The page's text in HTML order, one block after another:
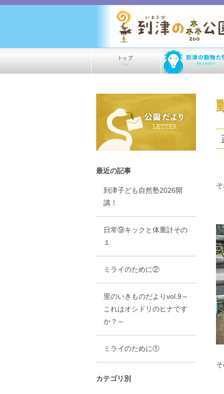
最近の記事
到津子ども自然塾2026開
講！
日常⑨キックと体重計その
１
ミライのために②
里のいきものだよりvol.9～
これはオシドリのヒナです
か？～
ミライのために①
カテゴリ別